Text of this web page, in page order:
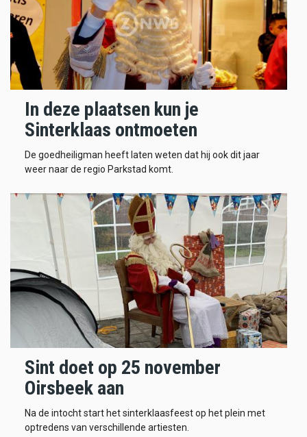
In deze plaatsen kun je
Sinterklaas ontmoeten
De goedheiligman heeft laten weten dat hij ook dit jaar
weer naar de regio Parkstad komt.
Sint doet op 25 november
Oirsbeek aan
Na de intocht start het sinterklaasfeest op het plein met
optredens van verschillende artiesten.